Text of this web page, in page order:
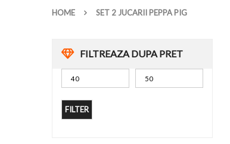
HOME SET 2 JUCARII PEPPA PIG
FILTREAZA DUPA PRET
FILTER